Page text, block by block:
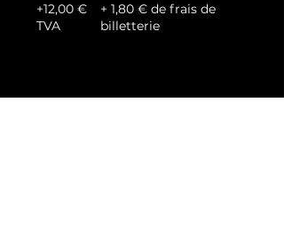
+12,00 €
TVA
+ 1,80 € de frais de
billetterie